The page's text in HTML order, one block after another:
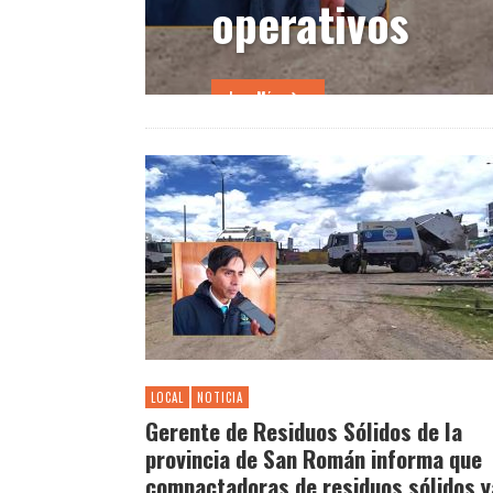
operativos
Leer Más
LOCAL NOTICIA
Gerente de Residuos Sólidos de la
provincia de San Román informa que
compactadoras de residuos sólidos